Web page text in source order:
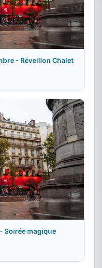
- Réveillon Chalet
Soirée magique